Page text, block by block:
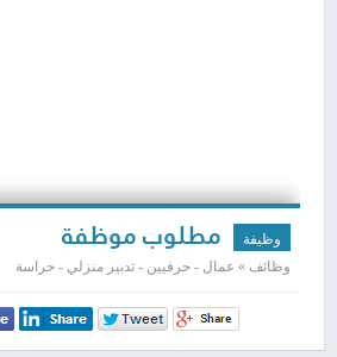
وظيفة مطلوب موظفة
وظائف » عمال - حرفيين - تدبير منزلي - حراسة